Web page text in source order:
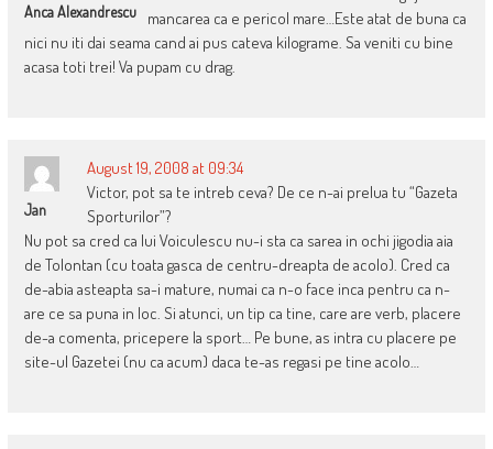
Anca Alexandrescu
mancarea ca e pericol mare…Este atat de buna ca
nici nu iti dai seama cand ai pus cateva kilograme. Sa veniti cu bine
acasa toti trei! Va pupam cu drag.
Jan
August 19, 2008 at 09:34
Victor, pot sa te intreb ceva? De ce n-ai prelua tu “Gazeta
Sporturilor”?
Nu pot sa cred ca lui Voiculescu nu-i sta ca sarea in ochi jigodia aia
de Tolontan (cu toata gasca de centru-dreapta de acolo). Cred ca
de-abia asteapta sa-i mature, numai ca n-o face inca pentru ca n-
are ce sa puna in loc. Si atunci, un tip ca tine, care are verb, placere
de-a comenta, pricepere la sport… Pe bune, as intra cu placere pe
site-ul Gazetei (nu ca acum) daca te-as regasi pe tine acolo…